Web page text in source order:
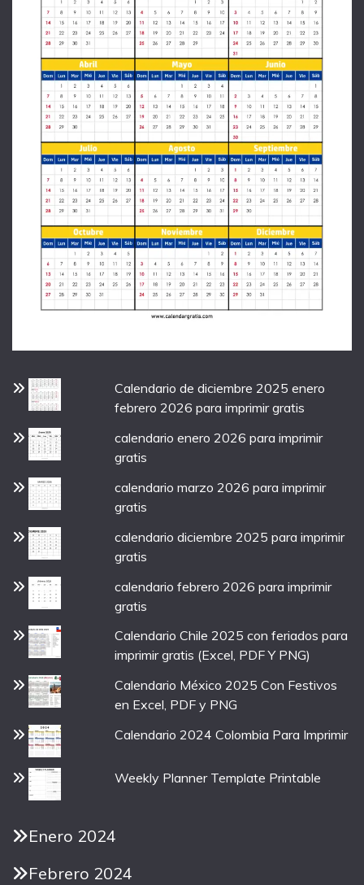
Calendario de diciembre 2025 enero
febrero 2026 para imprimir gratis
calendario enero 2026 para imprimir
gratis
calendario marzo 2026 para imprimir
gratis
calendario diciembre 2025 para imprimir
gratis
calendario febrero 2026 para imprimir
gratis
Calendario Chile 2025 con feriados para
imprimir gratis (Excel, PDF Y PNG)
Calendario México 2025 Con Festivos
en Excel, PDF y PNG
Calendario 2024 Colombia Para Imprimir
Weekly Planner Template Printable
Enero 2024
Febrero 2024